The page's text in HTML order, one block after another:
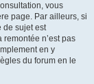
vous
page. Par ailleurs, si
de sujet est
n’est pas
en y
du forum en le